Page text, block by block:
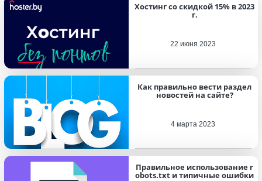
Хостинг со скидкой 15% в 2023
г.
22 июня 2023
Как правильно вести раздел
новостей на сайте?
4 марта 2023
Правильное использование r
obots.txt и типичные ошибки